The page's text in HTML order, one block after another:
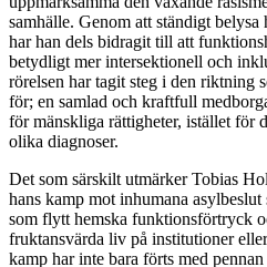
samhälle. Genom att ständigt
har han dels bidragit till att
betydligt mer intersektionell och
rörelsen har tagit steg i den riktning
för; en samlad och kraftfull
för mänskliga rättigheter, istället för
olika diagnoser.
Det som särskilt utmärker Tobias
hans kamp mot inhumana
som flytt hemska funktionsförtryck
fruktansvärda liv på institutioner
kamp har inte bara förts med